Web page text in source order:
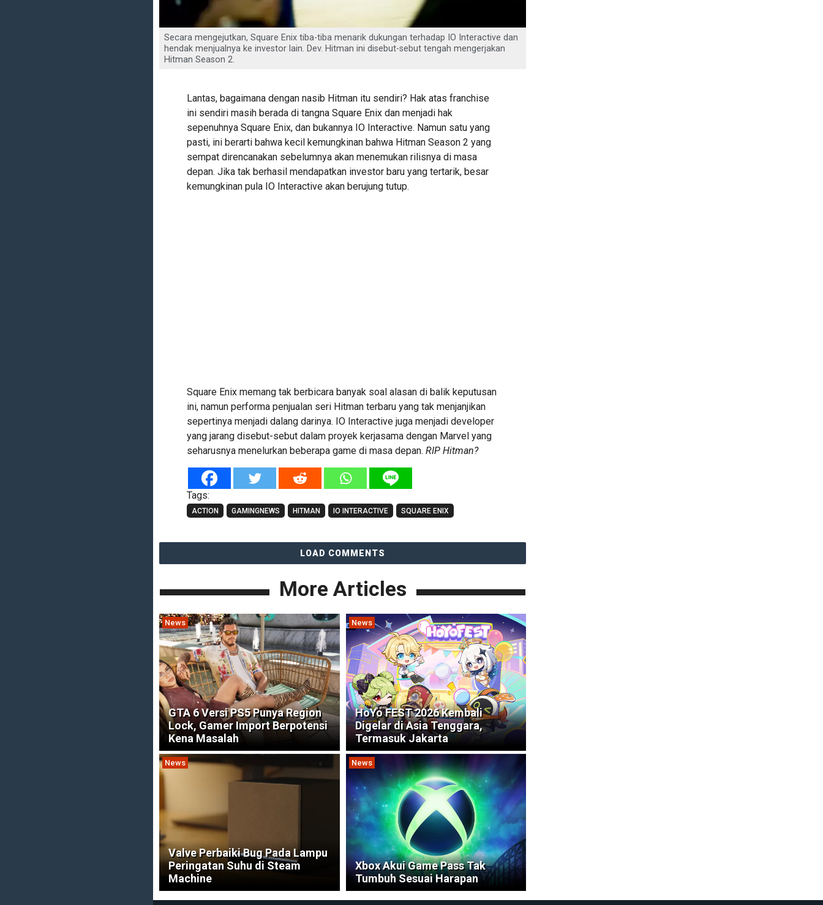
Secara mengejutkan, Square Enix tiba-tiba menarik dukungan terhadap IO Interactive dan
hendak menjualnya ke investor lain. Dev. Hitman ini disebut-sebut tengah mengerjakan
Hitman Season 2.
Lantas, bagaimana dengan nasib Hitman itu sendiri? Hak atas franchise
ini sendiri masih berada di tangna Square Enix dan menjadi hak
sepenuhnya Square Enix, dan bukannya IO Interactive. Namun satu yang
pasti, ini berarti bahwa kecil kemungkinan bahwa Hitman Season 2 yang
sempat direncanakan sebelumnya akan menemukan rilisnya di masa
depan. Jika tak berhasil mendapatkan investor baru yang tertarik, besar
kemungkinan pula IO Interactive akan berujung tutup.
Square Enix memang tak berbicara banyak soal alasan di balik keputusan
ini, namun performa penjualan seri Hitman terbaru yang tak menjanjikan
sepertinya menjadi dalang darinya. IO Interactive juga menjadi developer
yang jarang disebut-sebut dalam proyek kerjasama dengan Marvel yang
seharusnya menelurkan beberapa game di masa depan. RIP Hitman?
Tags:
ACTION GAMINGNEWS HITMAN IO INTERACTIVE SQUARE ENIX
LOAD COMMENTS
More Articles
News
GTA 6 Versi PS5 Punya Region
Lock, Gamer Import Berpotensi
Kena Masalah
News
HoYo FEST 2026 Kembali
Digelar di Asia Tenggara,
Termasuk Jakarta
News
Valve Perbaiki Bug Pada Lampu
Peringatan Suhu di Steam
Machine
News
Xbox Akui Game Pass Tak
Tumbuh Sesuai Harapan